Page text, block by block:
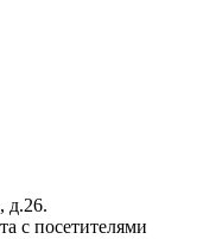
д.26.
с посетителями